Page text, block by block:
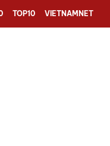
TOP10 VIETNAMNET